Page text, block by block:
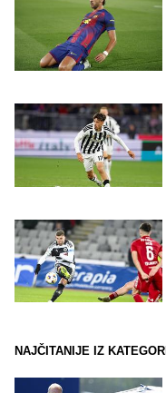
NAJČITANIJE IZ